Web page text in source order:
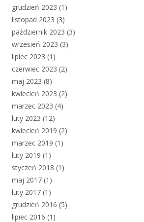
grudzień 2023 (1)
listopad 2023 (3)
październik 2023 (3)
wrzesień 2023 (3)
lipiec 2023 (1)
czerwiec 2023 (2)
maj 2023 (8)
kwiecień 2023 (2)
marzec 2023 (4)
luty 2023 (12)
kwiecień 2019 (2)
marzec 2019 (1)
luty 2019 (1)
styczeń 2018 (1)
maj 2017 (1)
luty 2017 (1)
grudzień 2016 (5)
lipiec 2016 (1)